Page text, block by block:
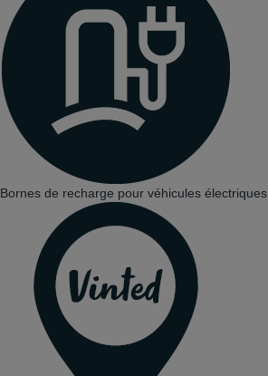
Bornes de recharge pour véhicules électriques